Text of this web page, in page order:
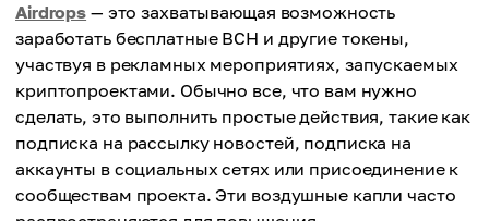
Airdrops — это захватывающая возможность
заработать бесплатные BCH и другие токены,
участвуя в рекламных мероприятиях, запускаемых
криптопроектами. Обычно все, что вам нужно
сделать, это выполнить простые действия, такие как
подписка на рассылку новостей, подписка на
аккаунты в социальных сетях или присоединение к
сообществам проекта. Эти воздушные капли часто